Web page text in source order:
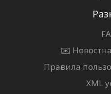
✉️
Правила
XML